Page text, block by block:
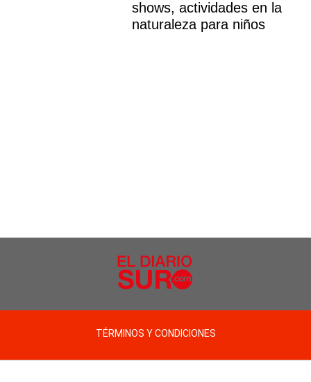
shows, actividades en la
naturaleza para niños
TÉRMINOS Y CONDICIONES